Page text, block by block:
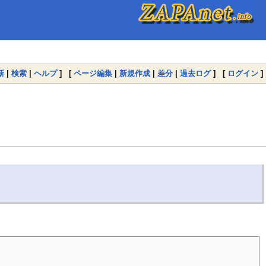
| 検索 | ヘルプ] [ ページ編集 | 新規作成 | 差分 | 過去ログ] [ ログイン ]